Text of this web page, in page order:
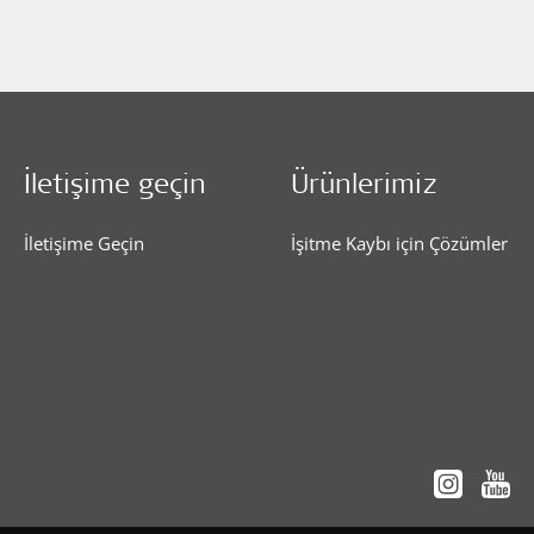
İletişime geçin
İletişime Geçin
Ürünlerimiz
İşitme Kaybı için Çözümler